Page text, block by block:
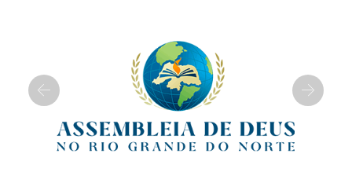
Previous Next